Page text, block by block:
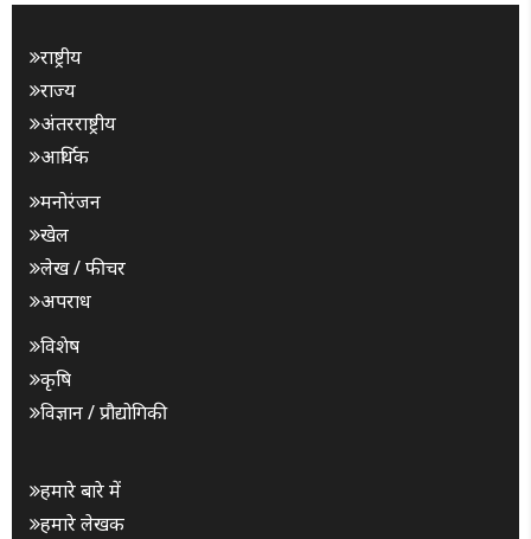
राष्ट्रीय
राज्य
अंतरराष्ट्रीय
आर्थिक
मनोरंजन
खेल
लेख / फीचर
अपराध
विशेष
कृषि
विज्ञान / प्रौद्योगिकी
हमारे बारे में
हमारे लेखक